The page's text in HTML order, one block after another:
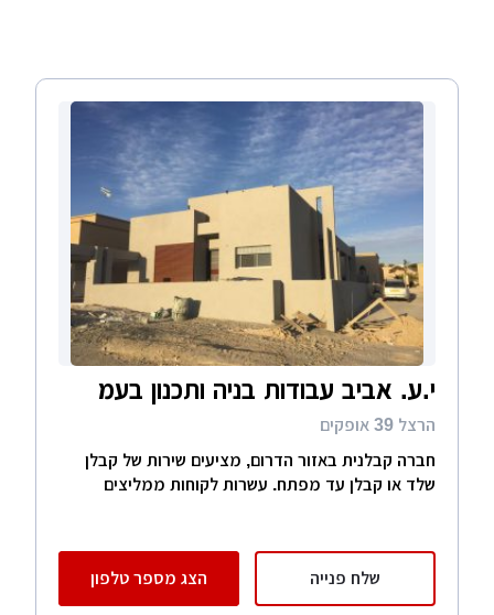
י.ע. אביב עבודות בניה ותכנון בעמ
הרצל 39 אופקים
חברה קבלנית באזור הדרום, מציעים שירות של קבלן
שלד או קבלן עד מפתח. עשרות לקוחות ממליצים
שלח פנייה הצג מספר טלפון